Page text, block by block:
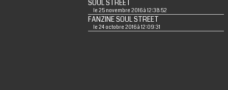
SOUL STREET
le 25 novembre 2016 à 12:38:52
FANZINE SOUL STREET
le 24 octobre 2016 à 12:09:31